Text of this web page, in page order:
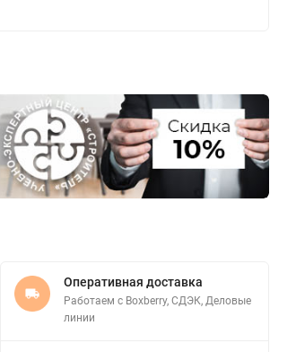
Оперативная доставка
Работаем с Boxberry, СДЭК, Деловые
линии